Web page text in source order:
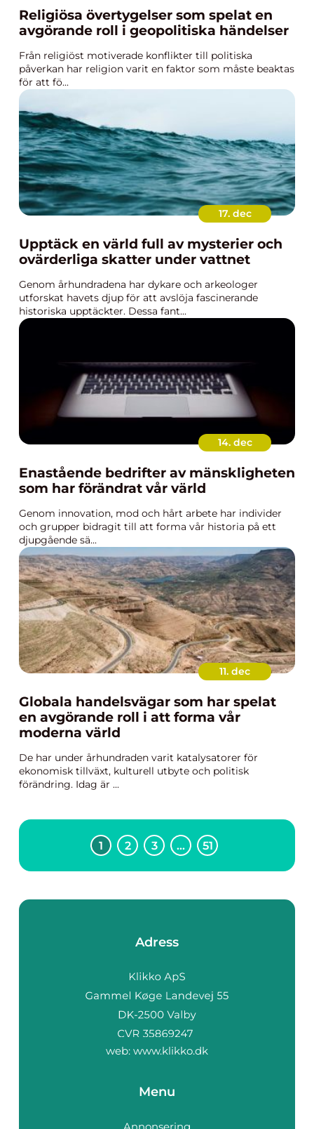
Religiösa övertygelser som spelat en
avgörande roll i geopolitiska händelser
Från religiöst motiverade konflikter till politiska
påverkan har religion varit en faktor som måste beaktas
för att fö...
17. dec
Upptäck en värld full av mysterier och
ovärderliga skatter under vattnet
Genom århundradena har dykare och arkeologer
utforskat havets djup för att avslöja fascinerande
historiska upptäckter. Dessa fant...
14. dec
Enastående bedrifter av mänskligheten
som har förändrat vår värld
Genom innovation, mod och hårt arbete har individer
och grupper bidragit till att forma vår historia på ett
djupgående sä...
11. dec
Globala handelsvägar som har spelat
en avgörande roll i att forma vår
moderna värld
De har under århundraden varit katalysatorer för
ekonomisk tillväxt, kulturell utbyte och politisk
förändring. Idag är ...
1 2 3 … 51
Adress
web: www.klikko.dk
Menu
Annonsering